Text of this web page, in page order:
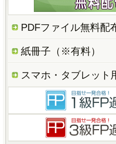
PDFファイル無料配
紙冊子（※有料）
スマホ・タブレット